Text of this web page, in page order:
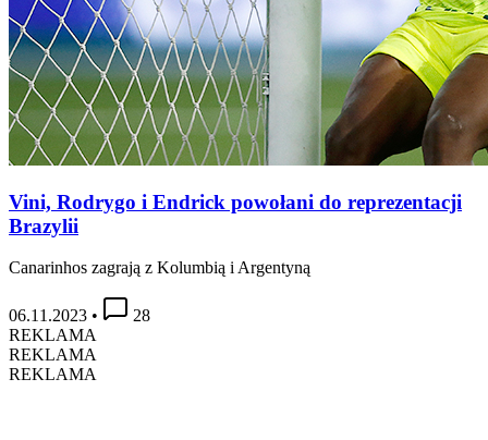
Vini, Rodrygo i Endrick powołani do reprezentacji
Brazylii
Canarinhos zagrają z Kolumbią i Argentyną
06.11.2023 •
28
REKLAMA
REKLAMA
REKLAMA